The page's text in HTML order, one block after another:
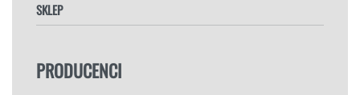
SKLEP
HOKERY
PRODUCENCI